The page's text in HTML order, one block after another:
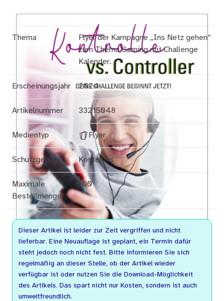
Thema
Flyer der Kampagne „Ins Netz gehen“
zum Thema Gaming mit Challenge
Kalender.
Erscheinungsjahr 2024
Artikelnummer 33215048
Medientyp Flyer
Schutzgebühr Kostenlos
Maximale
Bestellmenge
100
Dieser Artikel ist leider zur Zeit vergriffen und nicht
lieferbar. Eine Neuauflage ist geplant, ein Termin dafür
steht jedoch noch nicht fest. Bitte informieren Sie sich
regelmäßig an dieser Stelle, ob der Artikel wieder
verfügbar ist oder nutzen Sie die Download-Möglichkeit
des Artikels. Das spart nicht nur Kosten, sondern ist auch
umweltfreundlich.